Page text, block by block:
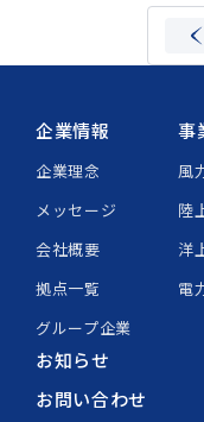
企業情報
企業理念
メッセージ
会社概要
拠点一覧
グループ企業
事
風
陸
洋
電
お知らせ
お問い合わせ